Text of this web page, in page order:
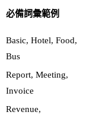
必備詞彙範例
Basic, Hotel, Food,
Bus
Report, Meeting,
Invoice
Revenue,